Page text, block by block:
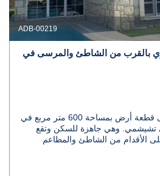
ADB-00219
بالقرب من الشاطئ والمرسى في
تقع هذه الفيلا المستقلة على قطعة أرض بمساحة 600 متر مربع في
تشيشمي. وهي جاهزة للسكن وتقع
الأقدام من الشاطئ والمطاعم